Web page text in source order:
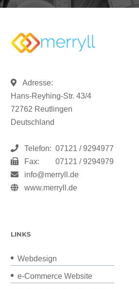
Adresse:
Hans-Reyhing-Str. 43/4
72762 Reutlingen
Deutschland
Telefon: 07121 / 9294977
Fax:
07121 / 9294979
info@merryll.de
www.merryll.de
LINKS
Webdesign
e-Commerce Website